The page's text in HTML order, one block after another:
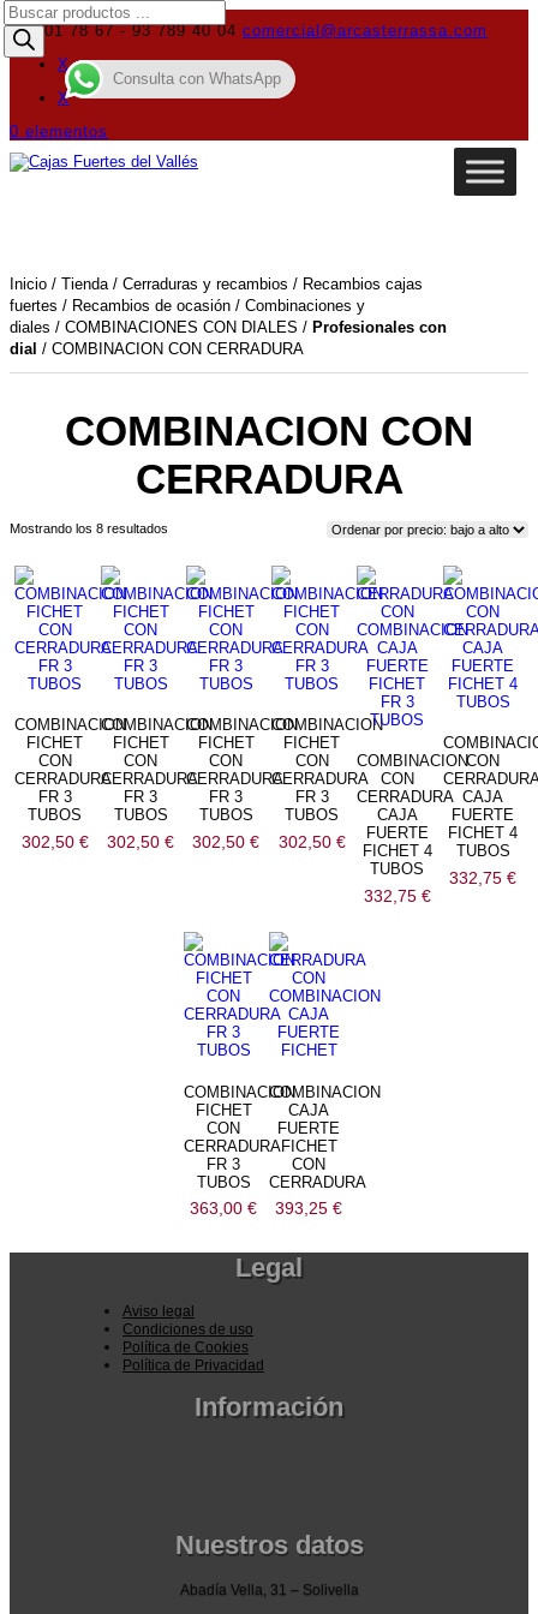
619 01 78 67 - 93 789 40 04 comercial@arcasterrassa.com
X
X
0 elementos
Búsqueda
de
productos
Inicio / Tienda/ Cerraduras y recambios / Recambios cajas
fuertes / Recambios de ocasión / Combinaciones y
diales / COMBINACIONES CON DIALES / Profesionales con
dial / COMBINACION CON CERRADURA
COMBINACION CON
CERRADURA
Mostrando los 8 resultados
bajo
a
alto
COMBINACION
FICHET
CON
CERRADURA
FR 3
TUBOS
302,50 €
COMBINACION
FICHET
CON
CERRADURA
FR 3
TUBOS
302,50€
COMBINACION
FICHET
CON
CERRADURA
FR 3
TUBOS
302,50€
COMBINACION
FICHET
CON
CERRADURA
FR 3
TUBOS
302,50 €
COMBINACION
CON
CERRADURA
CAJA
FUERTE
FICHET 4
TUBOS
332,75 €
CON
CAJA
FUERTE
FICHET 4
TUBOS
332,75€
COMBINACION
FICHET
CON
CERRADURA
FR 3
TUBOS
363,00€
COMBINACION
CAJA
FUERTE
FICHET
CON
CERRADURA
393,25€
Legal
Aviso legal
Condiciones de uso
Política de Cookies
Política de Privacidad
Información
Nuestros datos
Abadía Vella, 31 – Solivella
Consulta con WhatsApp